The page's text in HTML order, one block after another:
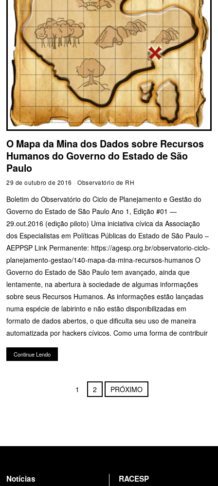
O Mapa da Mina dos Dados sobre Recursos
Humanos do Governo do Estado de São
Paulo
29 de outubro de 2016 Observatório de RH
Boletim do Observatório do Ciclo de Planejamento e Gestão do
Governo do Estado de São Paulo Ano 1, Edição #01 —
29.out.2016 (edição piloto) Uma iniciativa cívica da Associação
dos Especialistas em Políticas Públicas do Estado de São Paulo –
AEPPSP Link Permanente: https://agesp.org.br/observatorio-ciclo-
planejamento-gestao/140-mapa-da-mina-recursos-humanos O
Governo do Estado de São Paulo tem avançado, ainda que
lentamente, na abertura à sociedade de algumas informações
sobre seus Recursos Humanos. As informações estão lançadas
numa espécie de labirinto e não estão disponibilizadas em
formato de dados abertos, o que dificulta seu uso de maneira
automatizada por hackers cívicos. Como uma forma de contribuir
Continue Lendo
1 2 PRÓXIMO
Notícias
RACESP